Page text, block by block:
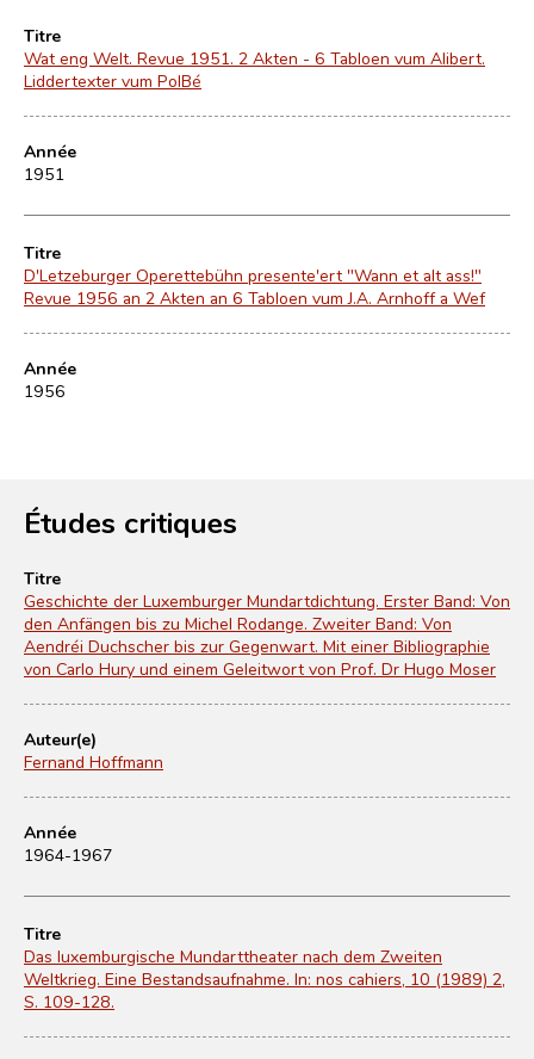
Titre
Wat eng Welt. Revue 1951. 2 Akten - 6 Tabloen vum Alibert.
Liddertexter vum PolBé
Année
1951
Titre
D'Letzeburger Operettebühn presente'ert "Wann et alt ass!"
Revue 1956 an 2 Akten an 6 Tabloen vum J.A. Arnhoff a Wef
Année
1956
Études critiques
Titre
Geschichte der Luxemburger Mundartdichtung. Erster Band: Von
den Anfängen bis zu Michel Rodange. Zweiter Band: Von
Aendréi Duchscher bis zur Gegenwart. Mit einer Bibliographie
von Carlo Hury und einem Geleitwort von Prof. Dr Hugo Moser
Auteur(e)
Fernand Hoffmann
Année
1964-1967
Titre
Das luxemburgische Mundarttheater nach dem Zweiten
Weltkrieg. Eine Bestandsaufnahme. In: nos cahiers, 10 (1989) 2,
S. 109-128.